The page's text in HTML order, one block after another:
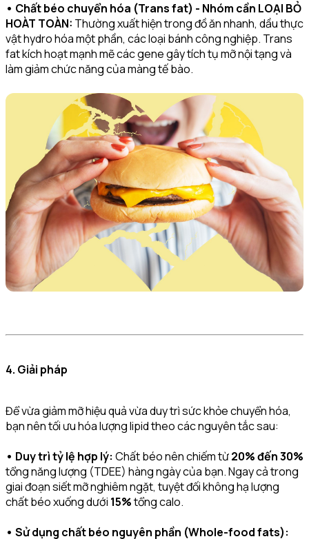
• Chất béo chuyển hóa (Trans fat) - Nhóm cần LOẠI BỎ
HOÀT TOÀN: Thường xuất hiện trong đồ ăn nhanh, dầu thực
vật hydro hóa một phần, các loại bánh công nghiệp. Trans
fat kích hoạt mạnh mẽ các gene gây tích tụ mỡ nội tạng và
làm giảm chức năng của màng tế bào.
4. Giải pháp
Để vừa giảm mỡ hiệu quả vừa duy trì sức khỏe chuyển hóa,
bạn nên tối ưu hóa lượng lipid theo các nguyên tắc sau:
• Duy trì tỷ lệ hợp lý: Chất béo nên chiếm từ20% đến 30%
tổng năng lượng (TDEE) hàng ngày của bạn. Ngay cả trong
giai đoạn siết mỡ nghiêm ngặt, tuyệt đối không hạ lượng
chất béo xuống dưới 15%tổng calo.
• Sử dụng chất béo nguyên phần (Whole-food fats):